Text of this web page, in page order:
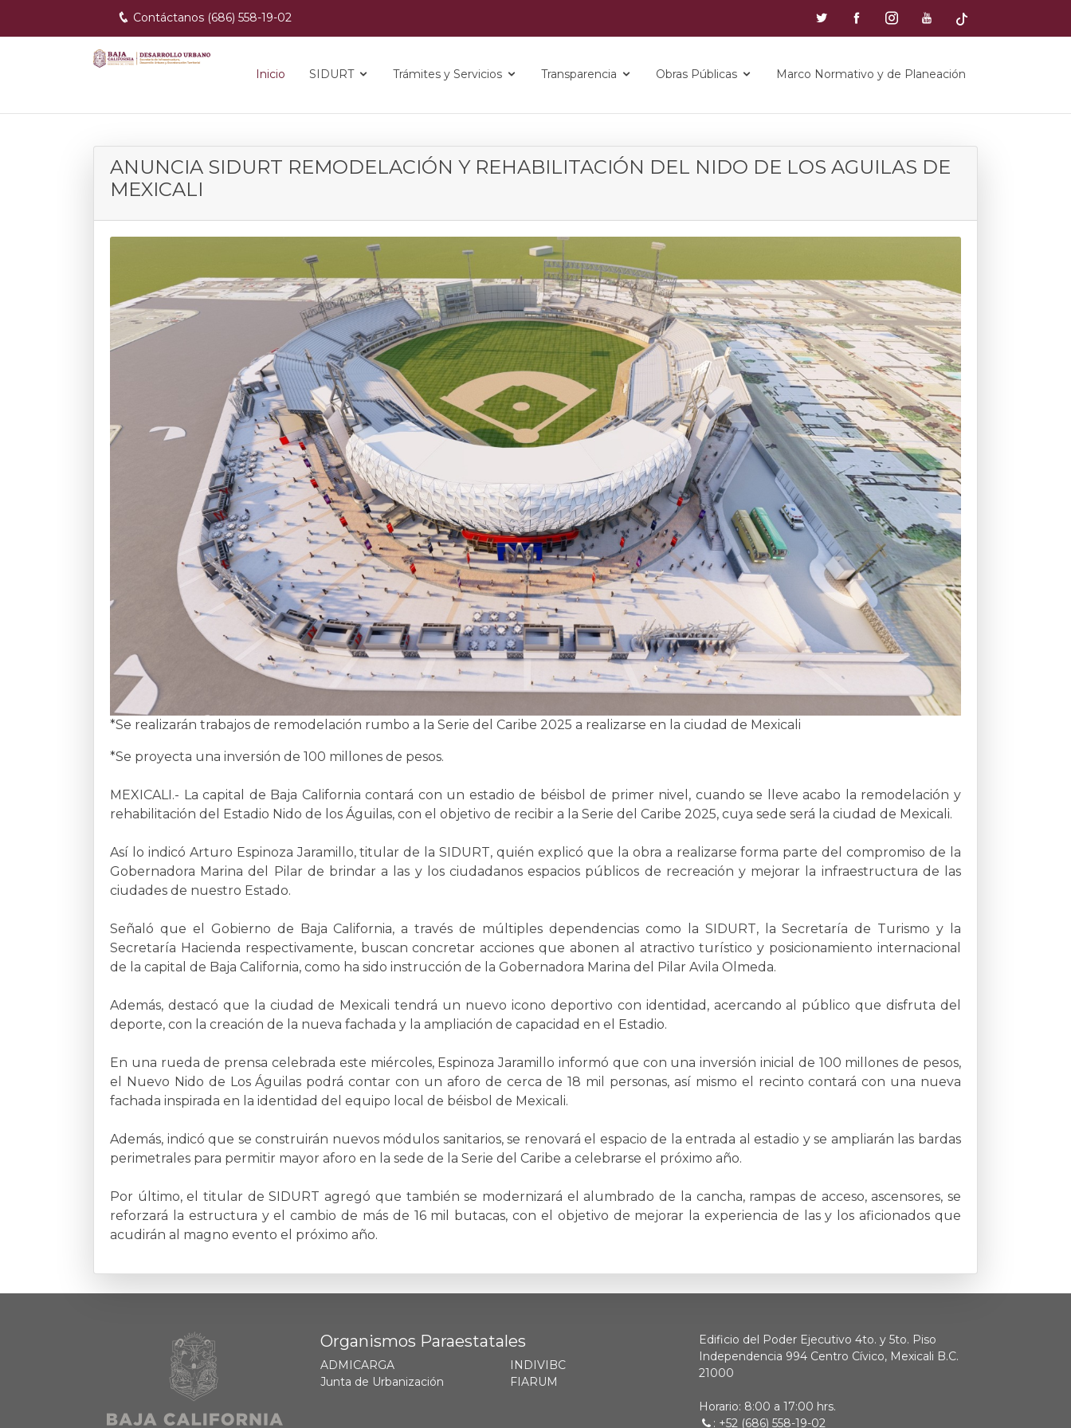
Contáctanos (686) 558-19-02
Inicio SIDURT Trámites y Servicios Transparencia Obras Públicas Marco Normativo y de Planeación
ANUNCIA SIDURT REMODELACIÓN Y REHABILITACIÓN DEL NIDO DE LOS AGUILAS DE
MEXICALI
*Se realizarán trabajos de remodelación rumbo a la Serie del Caribe 2025 a realizarse en la ciudad de Mexicali
*Se proyecta una inversión de 100 millones de pesos.
MEXICALI.- La capital de Baja California contará con un estadio de béisbol de primer nivel, cuando se lleve acabo la remodelación y
rehabilitación del Estadio Nido de los Águilas, con el objetivo de recibir a la Serie del Caribe 2025, cuya sede será la ciudad de Mexicali.
Así lo indicó Arturo Espinoza Jaramillo, titular de la SIDURT, quién explicó que la obra a realizarse forma parte del compromiso de la
Gobernadora Marina del Pilar de brindar a las y los ciudadanos espacios públicos de recreación y mejorar la infraestructura de las
ciudades de nuestro Estado.
Señaló que el Gobierno de Baja California, a través de múltiples dependencias como la SIDURT, la Secretaría de Turismo y la
Secretaría Hacienda respectivamente, buscan concretar acciones que abonen al atractivo turístico y posicionamiento internacional
de la capital de Baja California, como ha sido instrucción de la Gobernadora Marina del Pilar Avila Olmeda.
Además, destacó que la ciudad de Mexicali tendrá un nuevo icono deportivo con identidad, acercando al público que disfruta del
deporte, con la creación de la nueva fachada y la ampliación de capacidad en el Estadio.
En una rueda de prensa celebrada este miércoles, Espinoza Jaramillo informó que con una inversión inicial de 100 millones de pesos,
el Nuevo Nido de Los Águilas podrá contar con un aforo de cerca de 18 mil personas, así mismo el recinto contará con una nueva
fachada inspirada en la identidad del equipo local de béisbol de Mexicali.
Además, indicó que se construirán nuevos módulos sanitarios, se renovará el espacio de la entrada al estadio y se ampliarán las bardas
perimetrales para permitir mayor aforo en la sede de la Serie del Caribe a celebrarse el próximo año.
Por último, el titular de SIDURT agregó que también se modernizará el alumbrado de la cancha, rampas de acceso, ascensores, se
reforzará la estructura y el cambio de más de 16 mil butacas, con el objetivo de mejorar la experiencia de las y los aficionados que
acudirán al magno evento el próximo año.
Organismos Paraestatales
ADMICARGA
Junta de Urbanización
INDIVIBC
FIARUM
Edificio del Poder Ejecutivo 4to. y 5to. Piso
Independencia 994 Centro Cívico, Mexicali B.C.
21000
Horario: 8:00 a 17:00 hrs.
: +52 (686) 558-19-02